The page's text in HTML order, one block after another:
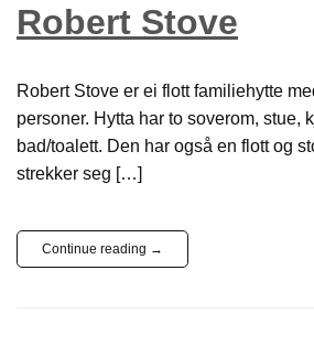
Robert Stove
Robert Stove er ei flott familiehytte
personer. Hytta har to soverom, stue,
bad/toalett. Den har også en flott og
strekker seg […]
Continue reading →